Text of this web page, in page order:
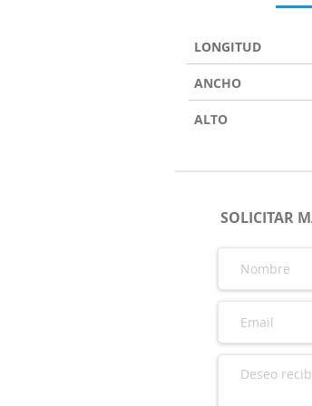
LONGITUD
ANCHO
ALTO
SOLICITAR